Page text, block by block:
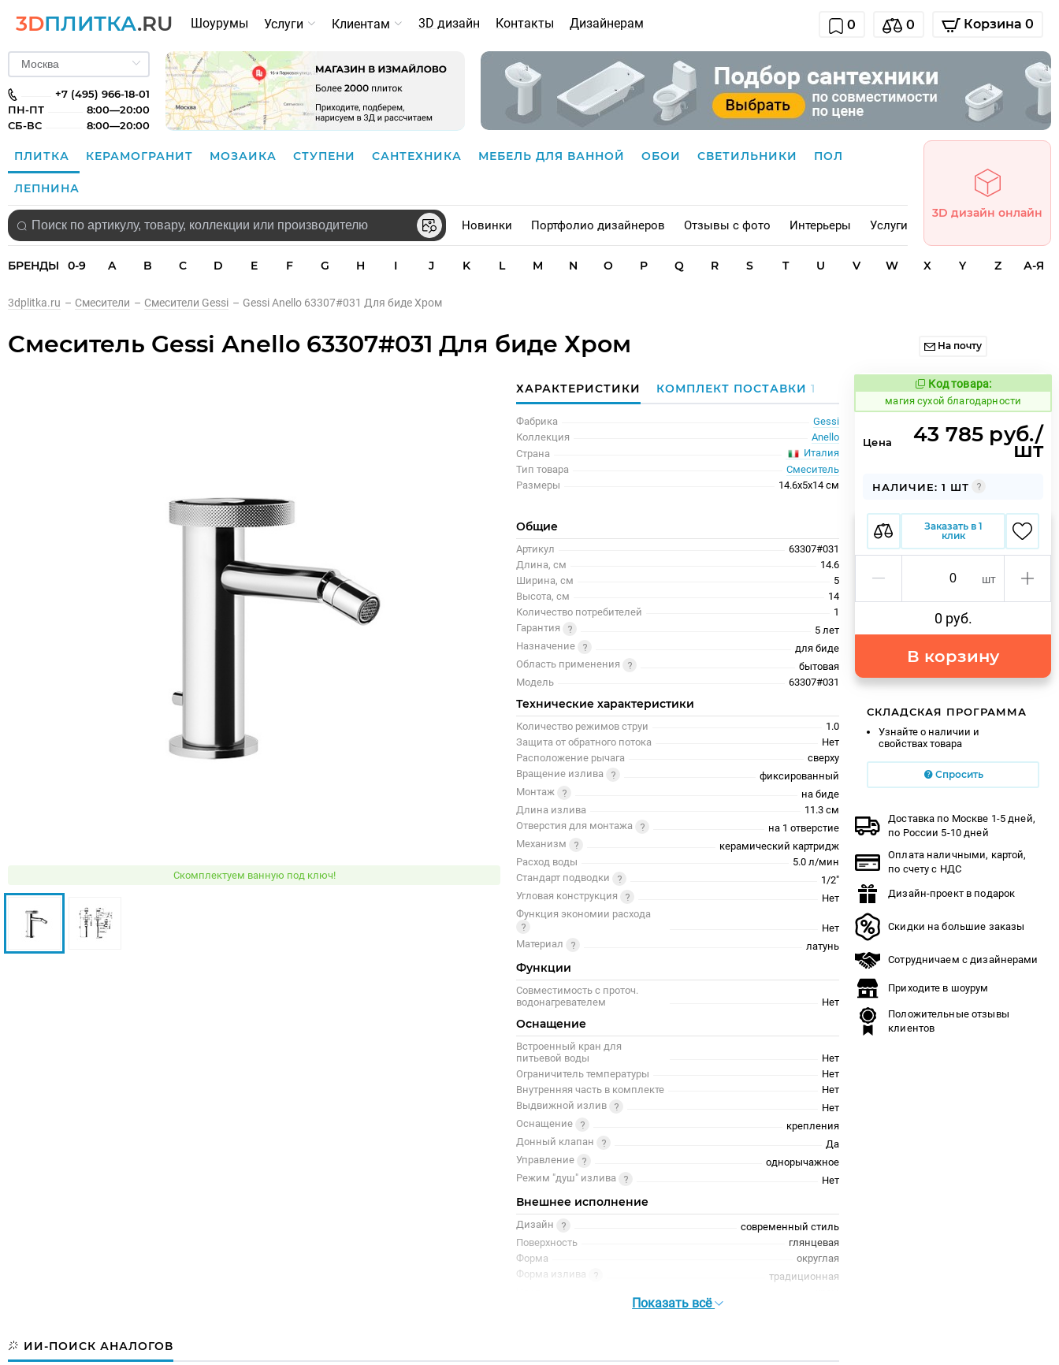
3DПЛИТКА.RU Шоурумы Услуги Клиентам 3D дизайн Контакты Дизайнерам 0 0 Корзина 0
+7 (495) 966-18-01
ПН-ПТ
8:00—20:00
СБ-ВС
8:00—20:00
ПЛИТКА КЕРАМОГРАНИТ МОЗАИКА СТУПЕНИ САНТЕХНИКА МЕБЕЛЬ ДЛЯ ВАННОЙ ОБОИ СВЕТИЛЬНИКИ ПОЛ
ЛЕПНИНА
Новинки Портфолио дизайнеров Отзывы с фото Интерьеры Услуги
3D дизайн онлайн
БРЕНДЫ 0-9 A B C D E F G H I J K L M N O P Q R S T U V W X Y Z А-Я
3dplitka.ru – Смесители – Смесители Gessi – Gessi Аnello 63307#031 Для биде Хром
Смеситель Gessi Аnello 63307#031 Для биде Хром На почту
Скомплектуем ванную под ключ!
ХАРАКТЕРИСТИКИ КОМПЛЕКТ ПОСТАВКИ1
Фабрика
Gessi
Коллекция
Аnello
Страна
Италия
Тип товара
Смеситель
Размеры
14.6x5x14 см
Общие
Артикул
63307#031
Длина, см
14.6
Ширина, см
5
Высота, см
14
Количество потребителей
1
Гарантия
5 лет
Назначение
для биде
Область применения
бытовая
Модель
63307#031
Технические характеристики
Количество режимов струи
1.0
Защита от обратного потока
Нет
Расположение рычага
сверху
Вращение излива
фиксированный
Монтаж
на биде
Длина излива
11.3 см
Отверстия для монтажа
на 1 отверстие
Механизм
керамический картридж
Расход воды
5.0 л/мин
Стандарт подводки
1/2"
Угловая конструкция
Нет
Функция экономии расхода
Нет
Материал
латунь
Функции
Совместимость с проточ.
водонагревателем
Нет
Оснащение
Встроенный кран для
питьевой воды
Нет
Ограничитель температуры
Нет
Внутренняя часть в комплекте
Нет
Выдвижной излив
Нет
Оснащение
крепления
Донный клапан
Да
Управление
однорычажное
Режим "душ" излива
Нет
Внешнее исполнение
Дизайн
современный стиль
Поверхность
глянцевая
Форма
округлая
Форма излива
традиционная
Показать всё
ИИ-ПОИСК АНАЛОГОВ
Код товара:
918628 Код товара:
магия сухой благодарности
Цена 43 785 руб./
шт
НАЛИЧИЕ: 1 ШТ
Заказать в 1
клик
шт
0 руб.
В корзину
СКЛАДСКАЯ ПРОГРАММА
Узнайте о наличии и
свойствах товара
Спросить
Доставка по Москве 1-5 дней,
по России 5-10 дней
Оплата наличными, картой,
по счету с НДС
Дизайн-проект в подарок
Скидки на большие заказы
Сотрудничаем с дизайнерами
Приходите в шоурум
Положительные отзывы
клиентов